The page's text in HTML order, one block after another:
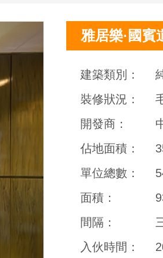
雅居樂·國賓
建築類別：
裝修狀況：
開發商：
佔地面積：
單位總數：
面積：
間隔：
入伙時間：